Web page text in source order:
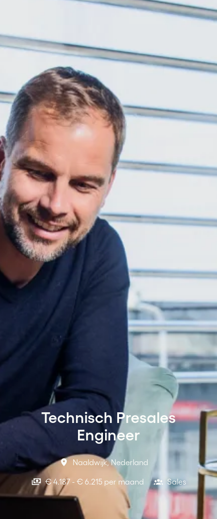
Technisch Presales
Engineer
Naaldwijk, Nederland
€ 4.187 - € 6.215 per maand Sales